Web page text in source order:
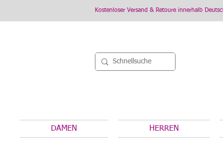
Kostenloser Versand & Retoure innerhalb
DAMEN HERREN